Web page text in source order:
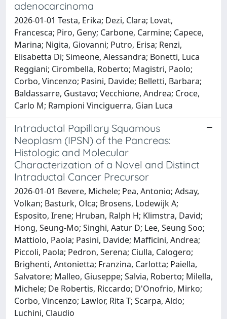
adenocarcinoma
2026-01-01 Testa, Erika; Dezi, Clara; Lovat,
Francesca; Piro, Geny; Carbone, Carmine; Capece,
Marina; Nigita, Giovanni; Putro, Erisa; Renzi,
Elisabetta Di; Simeone, Alessandra; Bonetti, Luca
Reggiani; Cirombella, Roberto; Magistri, Paolo;
Corbo, Vincenzo; Pasini, Davide; Belletti, Barbara;
Baldassarre, Gustavo; Vecchione, Andrea; Croce,
Carlo M; Rampioni Vinciguerra, Gian Luca
Intraductal Papillary Squamous
Neoplasm (IPSN) of the Pancreas:
Histologic and Molecular
Characterization of a Novel and Distinct
Intraductal Cancer Precursor
2026-01-01 Bevere, Michele; Pea, Antonio; Adsay,
Volkan; Basturk, Olca; Brosens, Lodewijk A;
Esposito, Irene; Hruban, Ralph H; Klimstra, David;
Hong, Seung-Mo; Singhi, Aatur D; Lee, Seung Soo;
Mattiolo, Paola; Pasini, Davide; Mafficini, Andrea;
Piccoli, Paola; Pedron, Serena; Ciulla, Calogero;
Brighenti, Antonietta; Franzina, Carlotta; Paiella,
Salvatore; Malleo, Giuseppe; Salvia, Roberto; Milella,
Michele; De Robertis, Riccardo; D'Onofrio, Mirko;
Corbo, Vincenzo; Lawlor, Rita T; Scarpa, Aldo;
Luchini, Claudio